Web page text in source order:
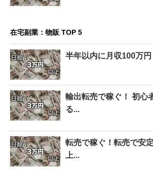
在宅副業：物販 TOP 5
半年以内に月収100万
輸出転売で稼ぐ！ 初心
る...
転売で稼ぐ！転売で安
上...